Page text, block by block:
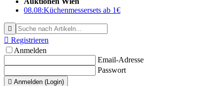
08.08:Küchenmessersets ab 1€

 Registrieren
Anmelden
Email-Adresse
Passwort
 Anmelden (Login)